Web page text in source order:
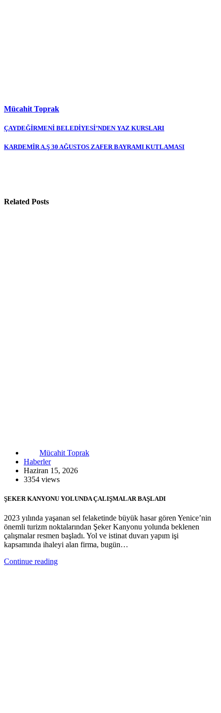
Mücahit Toprak
Yazı
gezinmesi
ÇAYDEĞİRMENİ BELEDİYESİ’NDEN YAZ KURSLARI
KARDEMİR A.Ş 30 AĞUSTOS ZAFER BAYRAMI KUTLAMASI
Related Posts
Mücahit Toprak
Haberler
Haziran 15, 2026
3354 views
ŞEKER KANYONU YOLUNDA ÇALIŞMALAR BAŞLADI
2023 yılında yaşanan sel felaketinde büyük hasar gören Yenice’nin
önemli turizm noktalarından Şeker Kanyonu yolunda beklenen
çalışmalar resmen başladı. Yol ve istinat duvarı yapım işi
kapsamında ihaleyi alan firma, bugün…
Continue reading